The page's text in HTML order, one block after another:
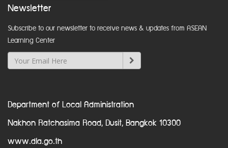
Newsletter
Subscribe to our newsletter to receive news & updates from ASEAN
Learning Center
Department of Local Administration
Nakhon Ratchasima Road, Dusit, Bangkok 10300
www.dla.go.th